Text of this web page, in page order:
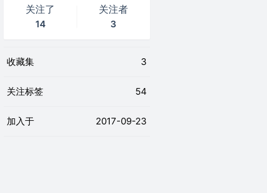
关注了
14
关注者
3
收藏集 3
关注标签 54
加入于 2017-09-23